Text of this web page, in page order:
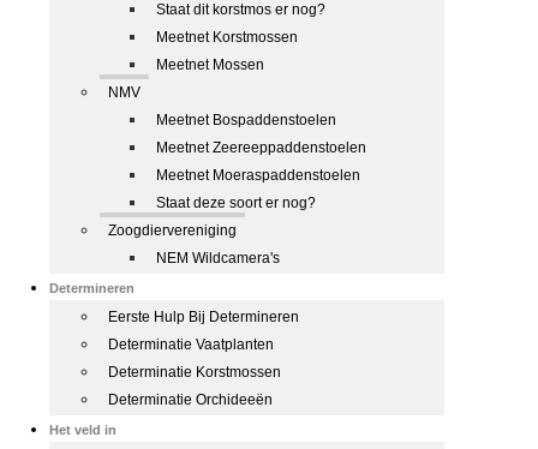
Staat dit korstmos er nog?
Meetnet Korstmossen
Meetnet Mossen
NMV
Meetnet Bospaddenstoelen
Meetnet Zeereeppaddenstoelen
Meetnet Moeraspaddenstoelen
Staat deze soort er nog?
Zoogdiervereniging
NEM Wildcamera's
Determineren
Eerste Hulp Bij Determineren
Determinatie Vaatplanten
Determinatie Korstmossen
Determinatie Orchideeën
Het veld in